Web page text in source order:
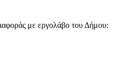
με εργολάβο του Δήμου: